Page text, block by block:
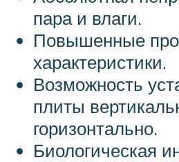
пара и влаги.
Повышенные
характеристики.
Возможность
плиты
горизонтально.
Биологическая